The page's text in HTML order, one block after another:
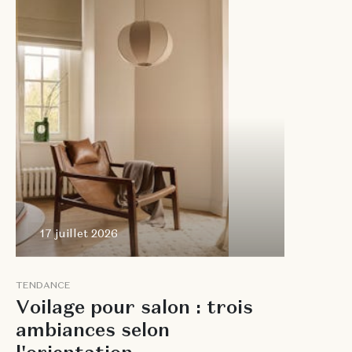
17 juillet 2026
TENDANCE
Voilage pour salon : trois
ambiances selon